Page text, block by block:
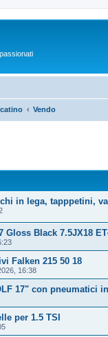
Vendo
in lega, tapppetini,
Gloss Black 7.5JX18
Falken 215 50 18
16:38
17" con pneumatici
per 1.5 TSI